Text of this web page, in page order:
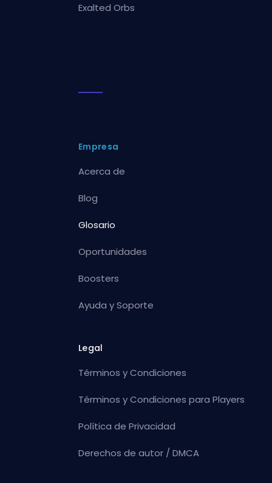
Exalted Orbs
Empresa
Acerca de
Blog
Glosario
Oportunidades
Boosters
Ayuda y Soporte
Legal
Términos y Condiciones
Términos y Condiciones para Players
Política de Privacidad
Derechos de autor / DMCA